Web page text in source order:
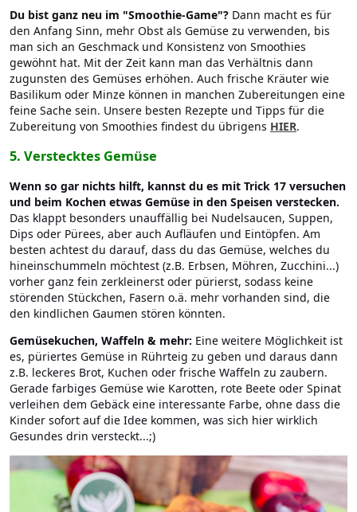
Du bist ganz neu im "Smoothie-Game"? Dann macht es für
den Anfang Sinn, mehr Obst als Gemüse zu verwenden, bis
man sich an Geschmack und Konsistenz von Smoothies
gewöhnt hat. Mit der Zeit kann man das Verhältnis dann
zugunsten des Gemüses erhöhen. Auch frische Kräuter wie
Basilikum oder Minze können in manchen Zubereitungen eine
feine Sache sein. Unsere besten Rezepte und Tipps für die
Zubereitung von Smoothies findest du übrigens HIER.
5. Verstecktes Gemüse
Wenn so gar nichts hilft, kannst du es mit Trick 17 versuchen
und beim Kochen etwas Gemüse in den Speisen verstecken.
Das klappt besonders unauffällig bei Nudelsaucen, Suppen,
Dips oder Pürees, aber auch Aufläufen und Eintöpfen. Am
besten achtest du darauf, dass du das Gemüse, welches du
hineinschummeln möchtest (z.B. Erbsen, Möhren, Zucchini...)
vorher ganz fein zerkleinerst oder pürierst, sodass keine
störenden Stückchen, Fasern o.ä. mehr vorhanden sind, die
den kindlichen Gaumen stören könnten.
Gemüsekuchen, Waffeln & mehr: Eine weitere Möglichkeit ist
es, püriertes Gemüse in Rührteig zu geben und daraus dann
z.B. leckeres Brot, Kuchen oder frische Waffeln zu zaubern.
Gerade farbiges Gemüse wie Karotten, rote Beete oder Spinat
verleihen dem Gebäck eine interessante Farbe, ohne dass die
Kinder sofort auf die Idee kommen, was sich hier wirklich
Gesundes drin versteckt...;)